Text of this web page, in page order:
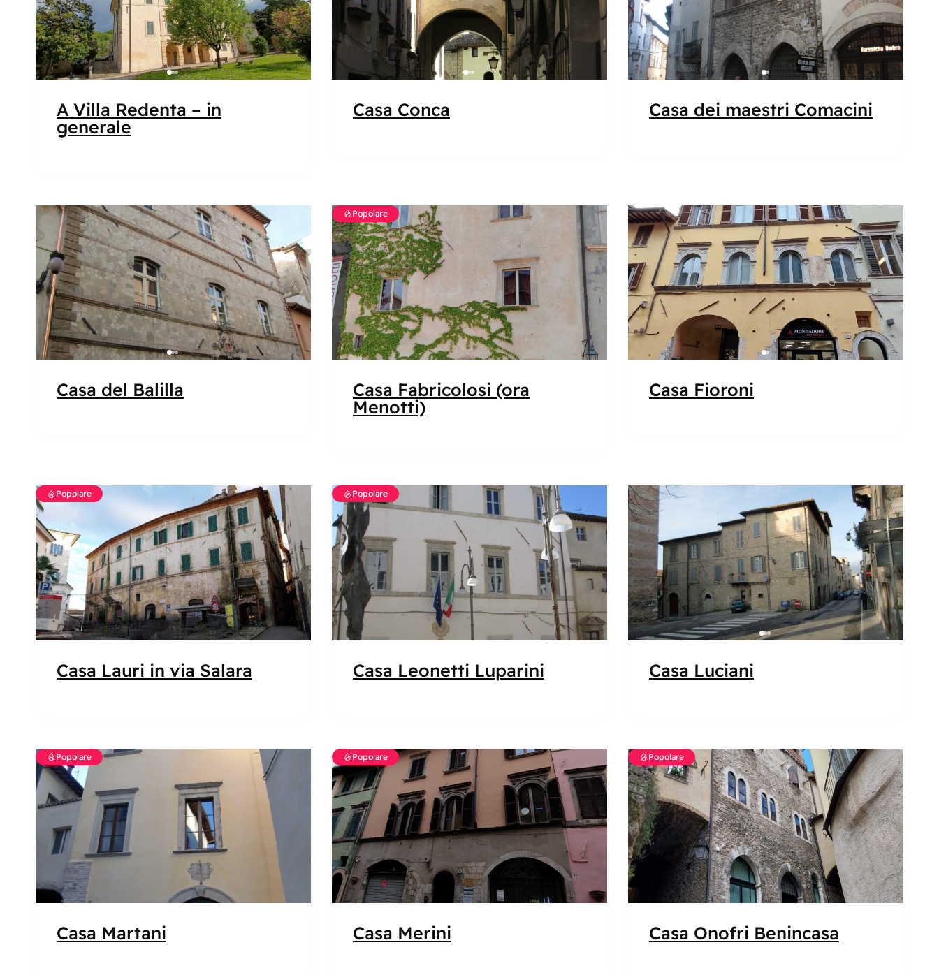
A Villa Redenta – in
generale
Casa Conca Casa dei maestri Comacini
Popolare
Casa del Balilla
Popolare
Casa Fabricolosi (ora
Menotti)
Popolare
Casa Fioroni
Popolare
Casa Lauri in via Salara
Popolare
Casa Leonetti Luparini
Popolare
Casa Luciani
Popolare
Casa Martani
Popolare
Casa Merini
Popolare
Casa Onofri Benincasa